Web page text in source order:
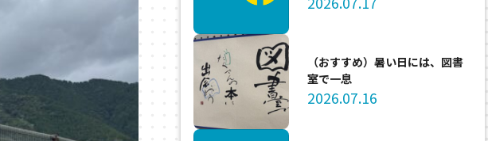
（おすすめ）暑い日には、図書
室で一息
2026.07.16